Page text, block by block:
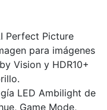
Perfect Picture
para imágenes
Vision y HDR10+
LED Ambilight de
Game Mode,